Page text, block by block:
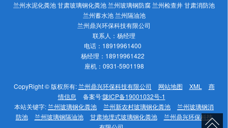
兰州水泥化粪池 甘肃玻璃钢化粪池 兰州玻璃钢防腐 兰州检查井 甘肃消防池
兰州蓄水池 兰州隔油池
兰州鼎兴环保科技有限公司
联系人：杨经理
电话：18919961400
杨经理：18919961422
座机：0931-5901198
CopyRight © 版权所有: 兰州鼎兴环保科技有限公司 网站地图 XML
商
情信息
备案号:陇ICP备19001032号-1
本站关键字: 兰州玻璃钢化粪池 兰州新农村玻璃钢化粪池
兰州玻璃钢消
防池
兰州玻璃钢隔油池 甘肃地埋式玻璃钢化粪池
兰州鼎兴环保科技